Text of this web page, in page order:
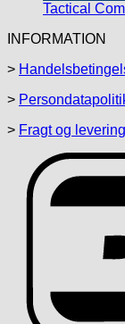
Tactical
INFORMATION
>
>
> Fragt og levering